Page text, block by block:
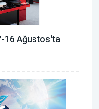
16 Ağustos'ta